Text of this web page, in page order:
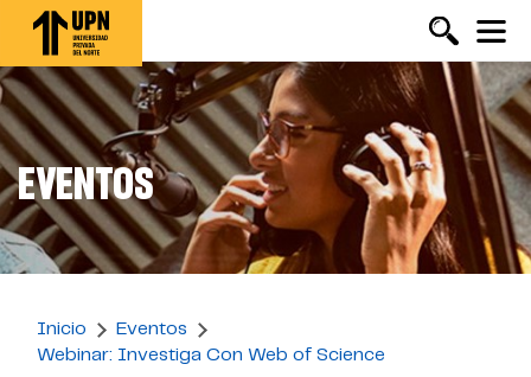
Pasar
contenido
principal
EVENTOS
Inicio
Eventos
Webinar: Investiga Con Web of Science